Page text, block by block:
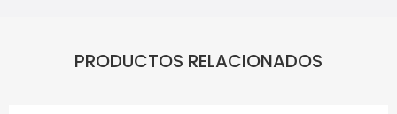
PRODUCTOS RELACIONADOS